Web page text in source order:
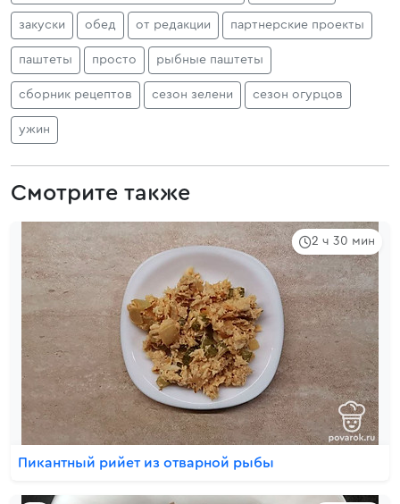
закуски обед от редакции партнерские проекты
паштеты просто рыбные паштеты
сборник рецептов сезон зелени сезон огурцов
ужин
Смотрите также
2 ч 30 мин
Пикантный рийет из отварной рыбы